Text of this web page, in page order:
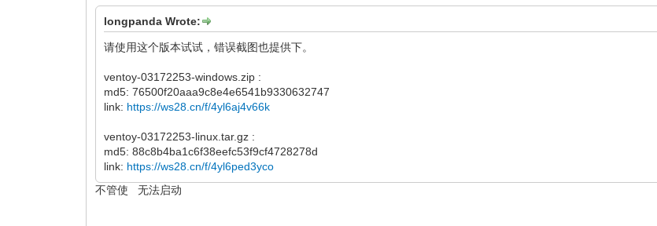
longpanda Wrote:
请使用这个版本试试，错误截图也提供下。
ventoy-03172253-windows.zip :
md5: 76500f20aaa9c8e4e6541b9330632747
link: https://ws28.cn/f/4yl6aj4v66k
ventoy-03172253-linux.tar.gz :
md5: 88c8b4ba1c6f38eefc53f9cf4728278d
link: https://ws28.cn/f/4yl6ped3yco
不管使 无法启动